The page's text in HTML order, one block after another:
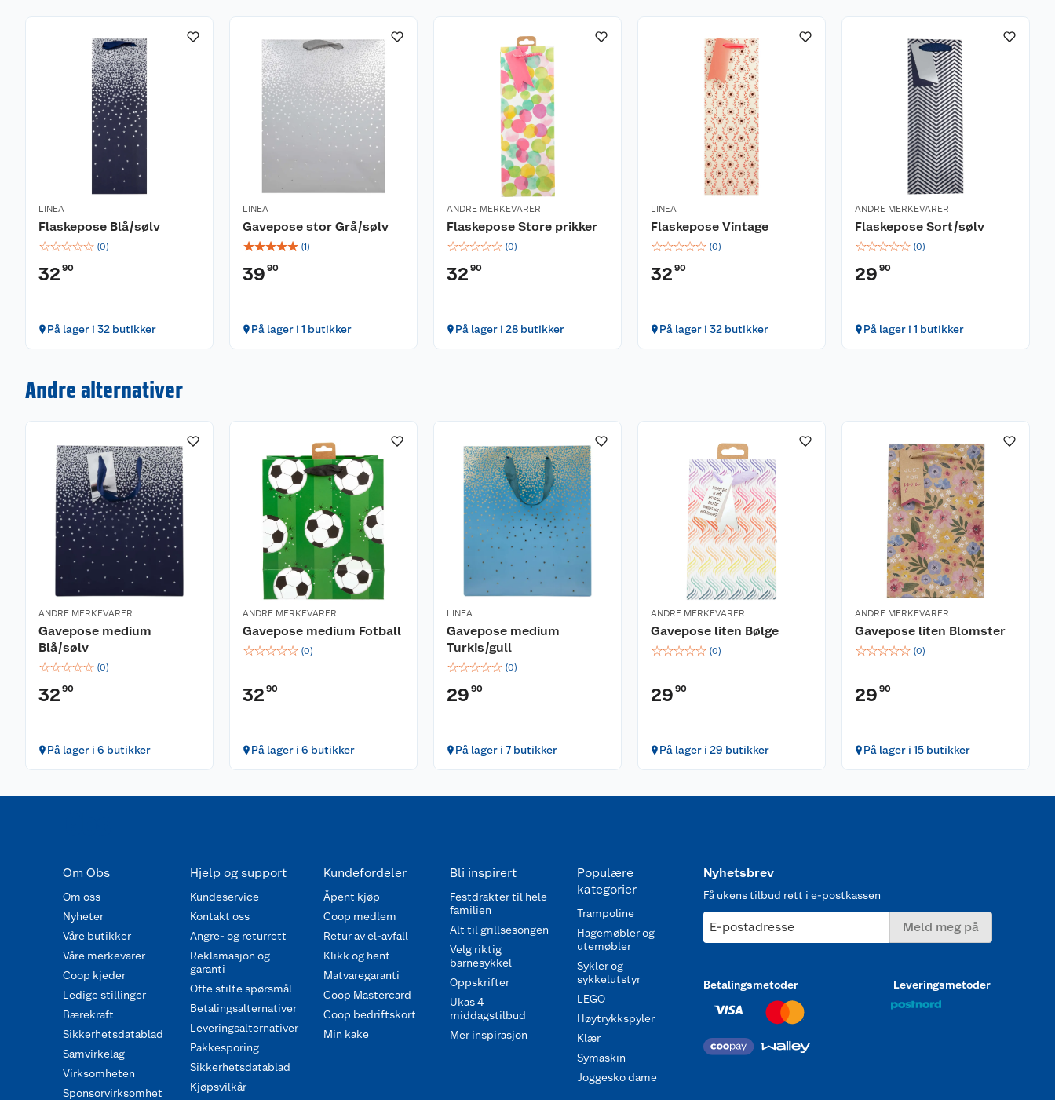
LINEA
Flaskepose Blå/sølv
☆☆☆☆☆ (0)
32 90
På lager i 32 butikker
LINEA
Gavepose stor Grå/sølv
☆☆☆☆☆ (1)
39 90
På lager i 1 butikker
ANDRE MERKEVARER
Flaskepose Store prikker
☆☆☆☆☆ (0)
32 90
På lager i 28 butikker
LINEA
Flaskepose Vintage
☆☆☆☆☆ (0)
32 90
På lager i 32 butikker
ANDRE MERKEVARER
Flaskepose Sort/sølv
☆☆☆☆☆ (0)
29 90
På lager i 1 butikker
Andre alternativer
ANDRE MERKEVARER
Gavepose medium
Blå/sølv
☆☆☆☆☆ (0)
32 90
På lager i 6 butikker
ANDRE MERKEVARER
Gavepose medium Fotball
☆☆☆☆☆ (0)
32 90
På lager i 6 butikker
LINEA
Gavepose medium
Turkis/gull
☆☆☆☆☆ (0)
29 90
På lager i 7 butikker
ANDRE MERKEVARER
Gavepose liten Bølge
☆☆☆☆☆ (0)
29 90
På lager i 29 butikker
ANDRE MERKEVARER
Gavepose liten Blomster
☆☆☆☆☆ (0)
29 90
På lager i 15 butikker
Om Obs
Om oss
Nyheter
Våre butikker
Våre merkevarer
Coop kjeder
Ledige stillinger
Bærekraft
Sikkerhetsdatablad
Samvirkelag
Virksomheten
Sponsorvirksomhet
Hjelp og support
Kundeservice
Kontakt oss
Angre- og returrett
Reklamasjon og
garanti
Ofte stilte spørsmål
Betalingsalternativer
Leveringsalternativer
Pakkesporing
Sikkerhetsdatablad
Kjøpsvilkår
Kundefordeler
Åpent kjøp
Coop medlem
Retur av el-avfall
Klikk og hent
Matvaregaranti
Coop Mastercard
Coop bedriftskort
Min kake
Bli inspirert
Festdrakter til hele
familien
Alt til grillsesongen
Velg riktig
barnesykkel
Oppskrifter
Ukas 4
middagstilbud
Mer inspirasjon
Populære
kategorier
Trampoline
Hagemøbler og
utemøbler
Sykler og
sykkelutstyr
LEGO
Høytrykkspyler
Klær
Symaskin
Joggesko dame
Nyhetsbrev
Få ukens tilbud rett i e-postkassen
E-postadresse Meld meg på
Betalingsmetoder Leveringsmetoder